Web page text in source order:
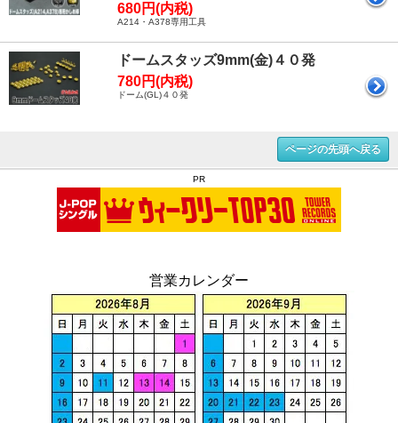
680円(内税)
A214・A378専用工具
ドームスタッズ9mm(金)４０発
780円(内税)
ドーム(GL)４０発
ページの先頭へ戻る
PR
営業カレンダー